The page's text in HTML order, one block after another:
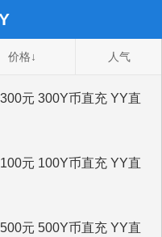
价格↓ 人气
元 300Y币直充 YY直
元 100Y币直充 YY直
元 500Y币直充 YY直